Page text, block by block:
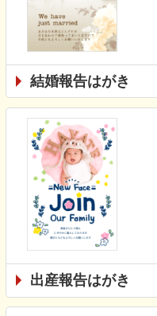
結婚報告はがき
出産報告はがき